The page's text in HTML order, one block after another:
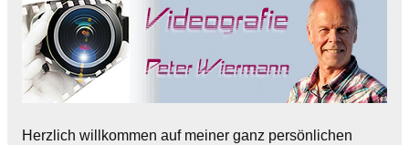
Herzlich willkommen auf meiner ganz persönlichen